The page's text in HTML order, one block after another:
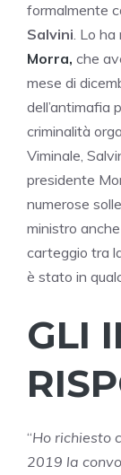
formalmente
Salvini. Lo ha
Morra, che
mese di
dell’antimafia
criminalità
Viminale,
presidente
numerose
ministro
carteggio tra
è stato in
GLI
“Ho richiesto
2019 la